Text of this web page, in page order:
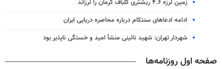
زمین لرزه ۴.۶ ریشتری گلباف کرمان را لرزاند
ادامه ادعاهای سنتکام درباره محاصره دریایی ایران
شهردار تهران: شهید نائینی منشأ امید و خستگی‌ ناپذیر بود
صفحه اول روزنامه‌ها